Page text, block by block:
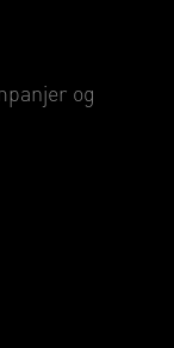
og